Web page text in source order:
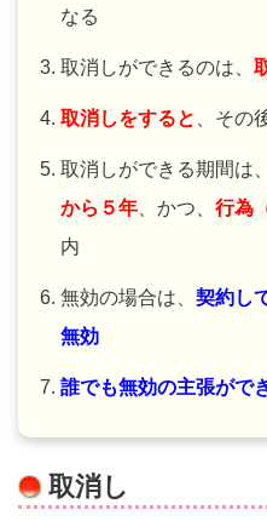
なる
取消しができるのは、
取消しをすると 、その
取消しができる期間は、
から５年 、かつ、 行為
内
無効の場合は、 契約し
無効
誰でも無効の主張がで
取消し